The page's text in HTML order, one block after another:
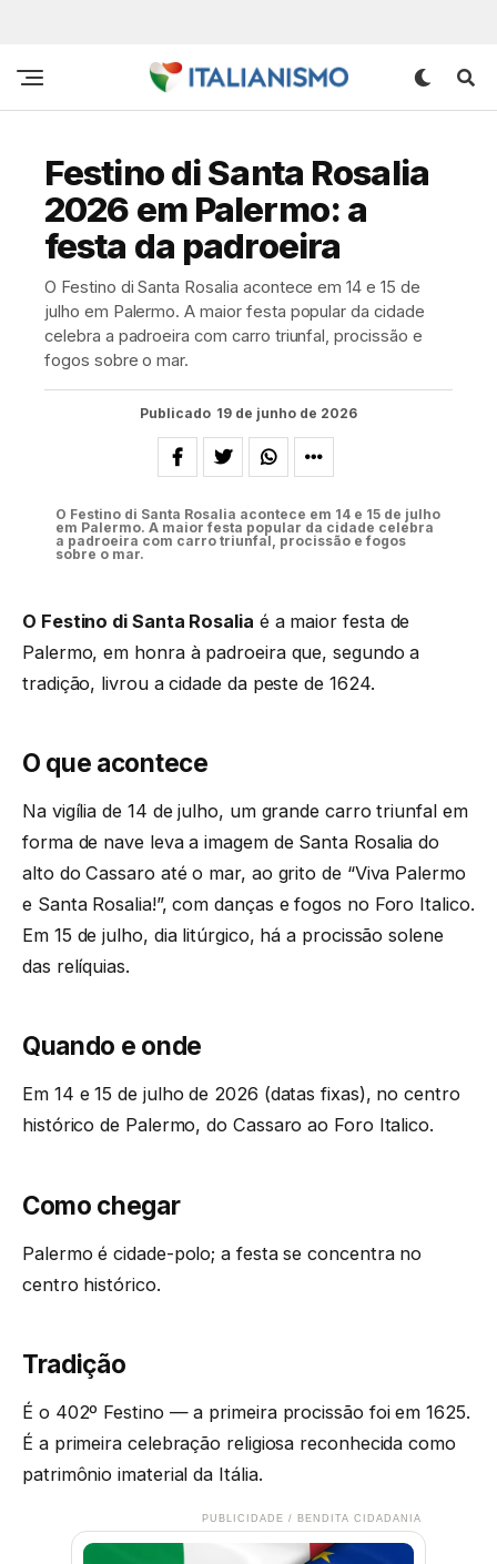
Festino di Santa Rosalia
2026 em Palermo: a
festa da padroeira
O Festino di Santa Rosalia acontece em 14 e 15 de
julho em Palermo. A maior festa popular da cidade
celebra a padroeira com carro triunfal, procissão e
fogos sobre o mar.
Publicado 19 de junho de 2026
O Festino di Santa Rosalia acontece em 14 e 15 de julho
em Palermo. A maior festa popular da cidade celebra
a padroeira com carro triunfal, procissão e fogos
sobre o mar.
O Festino di Santa Rosalia é a maior festa de
Palermo, em honra à padroeira que, segundo a
tradição, livrou a cidade da peste de 1624.
O que acontece
Na vigília de 14 de julho, um grande carro triunfal em
forma de nave leva a imagem de Santa Rosalia do
alto do Cassaro até o mar, ao grito de “Viva Palermo
e Santa Rosalia!”, com danças e fogos no Foro Italico.
Em 15 de julho, dia litúrgico, há a procissão solene
das relíquias.
Quando e onde
Em 14 e 15 de julho de 2026 (datas fixas), no centro
histórico de Palermo, do Cassaro ao Foro Italico.
Como chegar
Palermo é cidade-polo; a festa se concentra no
centro histórico.
Tradição
É o 402º Festino — a primeira procissão foi em 1625.
É a primeira celebração religiosa reconhecida como
patrimônio imaterial da Itália.
PUBLICIDADE / BENDITA CIDADANIA